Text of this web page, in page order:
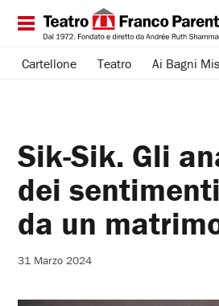
Cartellone Teatro Ai Bagni
Sik-Sik. Gli
dei
da un
31 Marzo 2024